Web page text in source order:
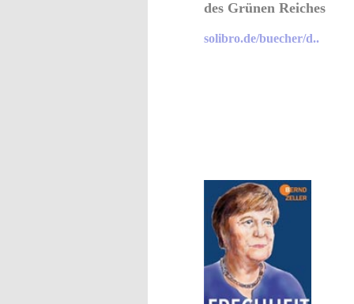
des Grünen Reiches
solibro.de/buecher/d..